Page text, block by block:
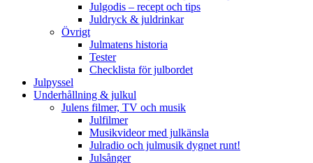
Julgodis – recept och tips
Juldryck & juldrinkar
Övrigt
Julmatens historia
Tester
Checklista för julbordet
Julpyssel
Underhållning & julkul
Julens filmer, TV och musik
Julfilmer
Musikvideor med julkänsla
Julradio och julmusik dygnet runt!
Julsånger